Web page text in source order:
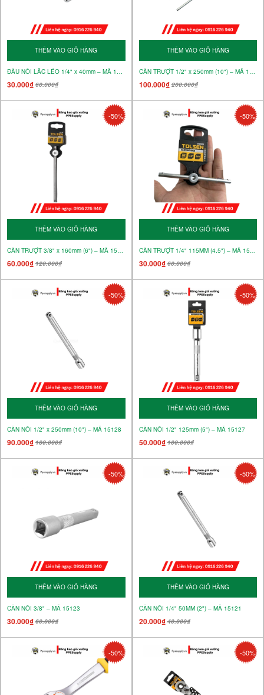
THÊM VÀO GIỎ HÀNG
ĐẦU NỐI LẮC LÉO 1/4" x 40mm – MÃ 15132
30.000₫ 60.000₫
THÊM VÀO GIỎ HÀNG
CẦN TRƯỢT 1/2" x 250mm (10") – MÃ 15131
100.000₫200.000₫
-50%
THÊM VÀO GIỎ HÀNG
CẦN TRƯỢT 3/8" x 160mm (6") – MÃ 15130
60.000₫ 120.000₫
-50%
THÊM VÀO GIỎ HÀNG
CẦN TRƯỢT 1/4" 115MM (4.5") – MÃ 15129
30.000₫60.000₫
-50%
THÊM VÀO GIỎ HÀNG
CẦN NỐI 1/2" x 250mm (10") – MÃ 15128
90.000₫ 180.000₫
-50%
THÊM VÀO GIỎ HÀNG
CẦN NỐI 1/2" 125mm (5") – MÃ 15127
50.000₫100.000₫
-50%
THÊM VÀO GIỎ HÀNG
CẦN NỐI 3/8" – MÃ 15123
30.000₫ 60.000₫
-50%
THÊM VÀO GIỎ HÀNG
CẦN NỐI 1/4" 50MM (2") – MÃ 15121
20.000₫40.000₫
-50% -50%